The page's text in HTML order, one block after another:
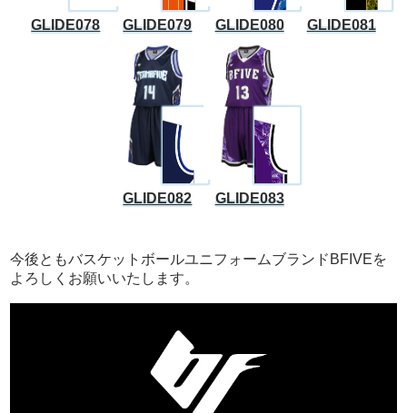
GLIDE078 GLIDE079 GLIDE080 GLIDE081
GLIDE082 GLIDE083
今後ともバスケットボールユニフォームブランドBFIVEを
よろしくお願いいたします。